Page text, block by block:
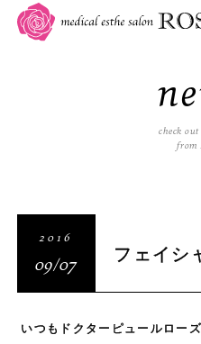
check
from
2016
09/07 フェイシ
いつもドクターピュールロー